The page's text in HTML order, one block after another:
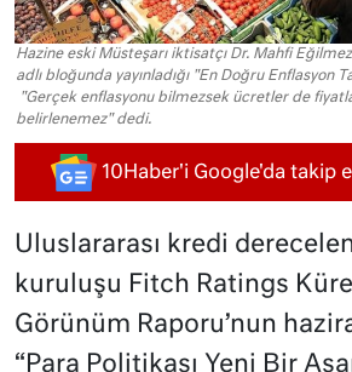
Hazine eski Müsteşarı iktisatçı Dr. Mahfi
adlı bloğunda yayınladığı "En Doğru Enflasyon
"Gerçek enflasyonu bilmezsek ücretler de
belirlenemez" dedi.
10Haber'i Google'da takip
Uluslararası kredi
kuruluşu Fitch Ratings
Görünüm Raporu’nun
“Para Politikası Yeni Bir